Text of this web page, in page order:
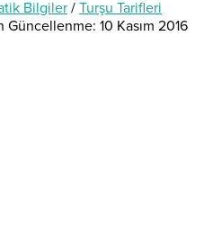
Bilgiler/ Turşu Tarifleri
Güncellenme: 10 Kasım 2016